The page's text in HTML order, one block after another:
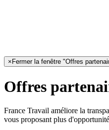
× Fermer la fenêtre "Offres
Offres
France Travail améliore la
vous proposant plus